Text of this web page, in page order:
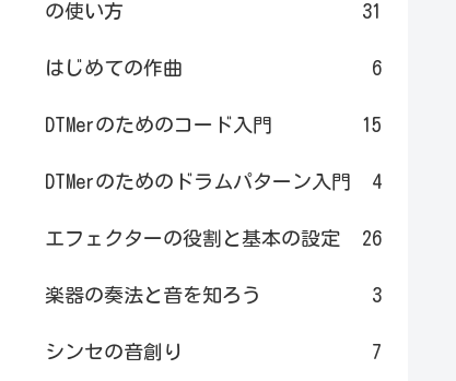
の使い方
31
はじめての作曲 6
DTMerのためのコード入門 15
DTMerのためのドラムパターン入門 4
エフェクターの役割と基本の設定 26
楽器の奏法と音を知ろう 3
シンセの音創り 7